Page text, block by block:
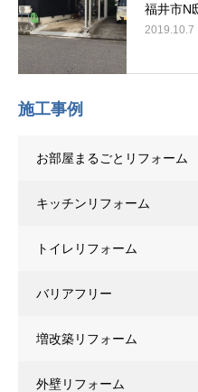
福井市N
2019.10.7
施工事例
お部屋まるごとリフォーム
キッチンリフォーム
トイレリフォーム
バリアフリー
増改築リフォーム
外壁リフォーム